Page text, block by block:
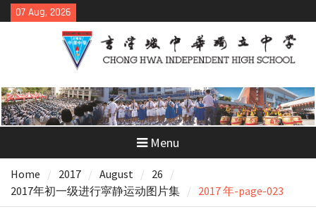
Skip
to
07 Aug, 2026
Menu
Home 2017 August
26
2017年初一级进行寜静运动图片集
2017 年-page-023